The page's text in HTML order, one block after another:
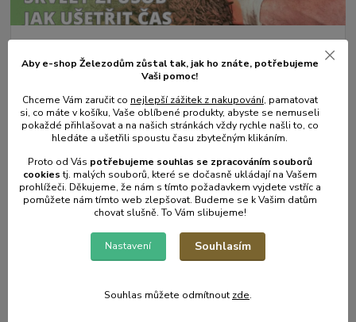
Mulčování od A do Z.
Aby e-shop Železodům zůstal tak, jak ho znáte, potřebujeme
Vaši pomoc!
Chceme Vám zaručit co nejlepší zážitek z nakupování, pamatovat
si, co máte v košíku, Vaše oblíbené produkty, abyste se nemuseli
pokaždé přihlašovat a na našich stránkách vždy rychle našli to, co
hledáte a ušetřili spoustu času zbytečným klikáním.
Proto od Vás potřebujeme souhlas se zpracováním souborů
cookiestj. malých souborů, které se dočasně ukládají na Vašem
prohlížeči. Děkujeme, že nám s tímto požadavkem vyjdete vstříc a
pomůžete nám tímto web zlepšovat. Budeme se k Vašim datům
chovat slušně. To Vám slibujeme!
Nastavení Souhlasím
Souhlas můžete odmítnout zde.